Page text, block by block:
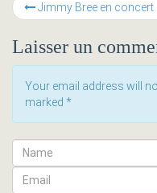
Jimmy Bree en concert à la Muse
Laisser un
Your email address will
marked *